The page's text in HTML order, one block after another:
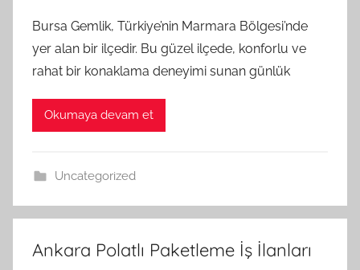
Bursa Gemlik, Türkiye’nin Marmara Bölgesi’nde
yer alan bir ilçedir. Bu güzel ilçede, konforlu ve
rahat bir konaklama deneyimi sunan günlük
Okumaya devam et
Uncategorized
Ankara Polatlı Paketleme İş İlanları